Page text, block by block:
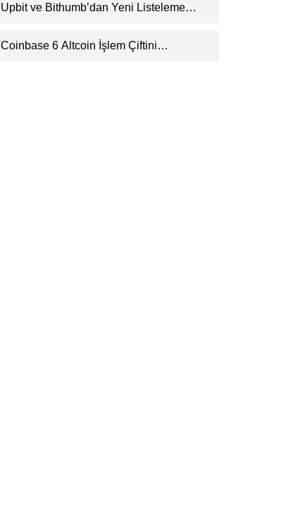
Upbit ve Bithumb’dan Yeni Listeleme
Geliyor
Coinbase 6 Altcoin İşlem Çiftini